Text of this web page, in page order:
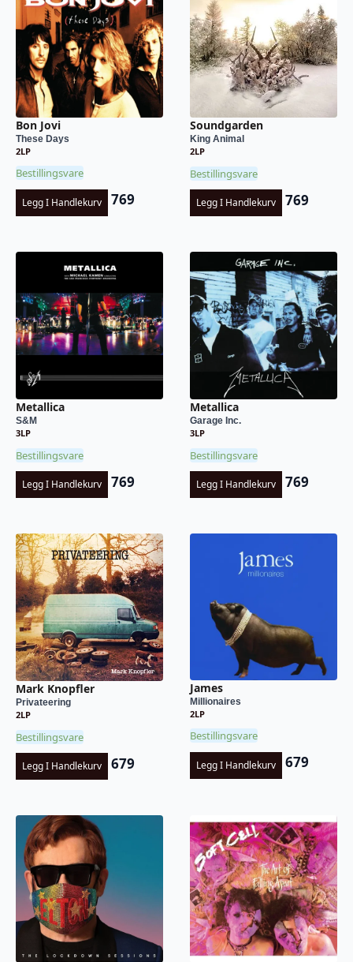
Bon Jovi
These Days
2LP
Bestillingsvare
Legg I Handlekurv 769
Soundgarden
King Animal
2LP
Bestillingsvare
Legg I Handlekurv 769
Metallica
S&M
3LP
Bestillingsvare
Legg I Handlekurv 769
Metallica
Garage Inc.
3LP
Bestillingsvare
Legg I Handlekurv 769
Mark Knopfler
Privateering
2LP
Bestillingsvare
Legg I Handlekurv 679
James
Millionaires
2LP
Bestillingsvare
Legg I Handlekurv 679